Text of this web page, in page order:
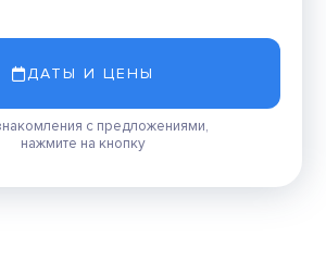
ДАТЫ И ЦЕНЫ
с предложениями,
нажмите на кнопку